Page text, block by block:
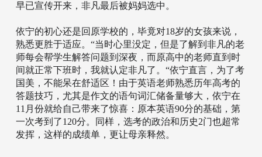
早已宣传开来，非凡最后被妈妈选中。
依宁的初心还是回原学校的，毕竟对18岁的女孩来说，
熟悉更胜于适应。“当时心里没定，但是了解到非凡的老
师每会帮学生解答问题到深夜，而原高中的老师直到时
间就正常下班时，我就认定非凡了。“依宁直言，为了考
国美，不能呆在舒适区！由于英语老师熟悉历年高考的
答题技巧，尤其是作文的语句词汇储备量够大，依宁在
11月份就给自己带来了惊喜：原本英语90分的基础，第
一次考到了120分。同样，选考的政治和历史2门也超常
发挥，这样的成绩单，更让母亲释然。